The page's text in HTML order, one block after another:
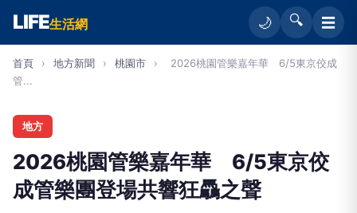
LIFE生活網 🌙 🔍 ☰
首頁 › 地方新聞 › 桃園市 ›
2026桃園管樂嘉年華 6/5東京佼成
管...
地方
2026桃園管樂嘉年華 6/5東京佼
成管樂團登場共響狂驫之聲